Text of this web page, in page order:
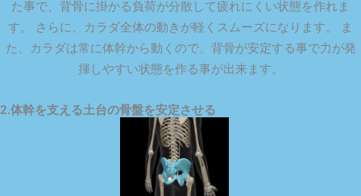
た事で、背骨に掛かる負荷が分散して疲れにくい状態を作れま
す。 さらに、カラダ全体の動きが軽くスムーズになります。 ま
た、カラダは常に体幹から動くので、背骨が安定する事で力が発
揮しやすい状態を作る事が出来ます。
2.体幹を支える土台の骨盤を安定させる